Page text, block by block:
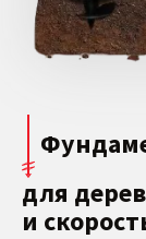
для
и